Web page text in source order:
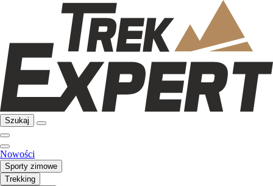
Szukaj
Nowości
Sporty zimowe
Trekking